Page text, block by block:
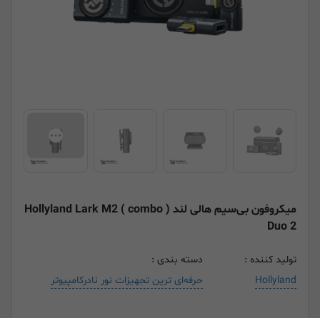
میکروفون بی‌سیم هالی لند ( combo ) Hollyland Lark M2
Duo 2
تولید کننده :
Hollyland
دسته بندی :
حرفه‌ای ترین تجهیزات نور نادرکامپیوتر